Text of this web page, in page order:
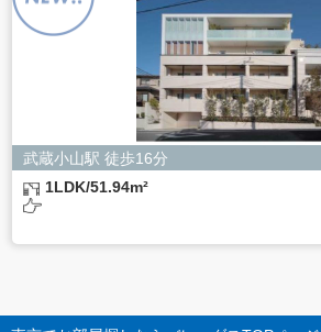
武蔵小山駅 徒歩16分
1LDK/51.94m²